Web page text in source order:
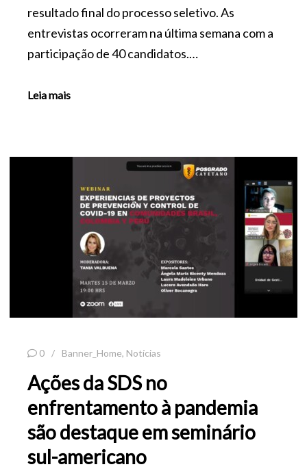
resultado final do processo seletivo. As
entrevistas ocorreram na última semana com a
participação de 40 candidatos.…
Leia mais
0 Banner_Home, Notícias
Ações da SDS no
enfrentamento à pandemia
são destaque em seminário
sul-americano